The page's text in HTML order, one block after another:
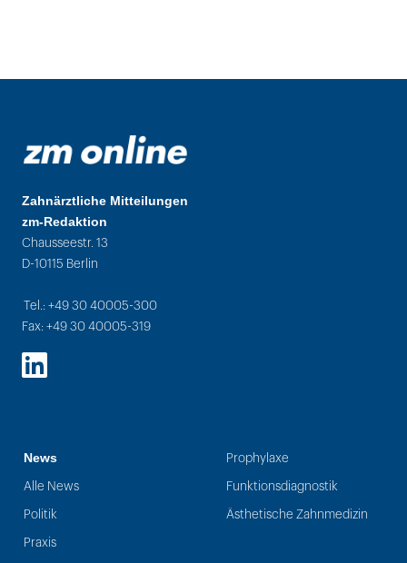
Zahnärztliche Mitteilungen
zm-Redaktion
Chausseestr. 13
D-10115 Berlin
Tel.: +49 30 40005-300
Fax: +49 30 40005-319
LinkedIn
News
Alle News
Politik
Praxis
Prophylaxe
Funktionsdiagnostik
Ästhetische Zahnmedizin